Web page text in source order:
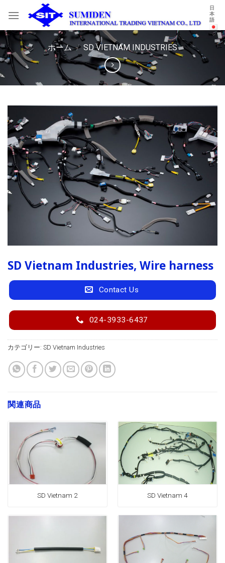
content
日
本
語
ホーム / SD VIETNAM INDUSTRIES
SD Vietnam Industries, Wire harness
Contact Us
024-3933-6437
カテゴリー: SD Vietnam Industries
関連商品
SD Vietnam 2 SD Vietnam 4